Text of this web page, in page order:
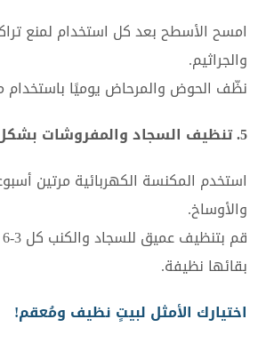
امسح الأسطح بعد كل استخدام لمنع
والجراثيم.
نظّف الحوض والمرحاض يوميًا
5. تنظيف السجاد والمفروشات بشكل دوري
استخدم المكنسة الكهربائية مرتين
والأوساخ.
بقائها نظيفة.
اختيارك الأمثل لبيتٍ نظيف ومُعقم!